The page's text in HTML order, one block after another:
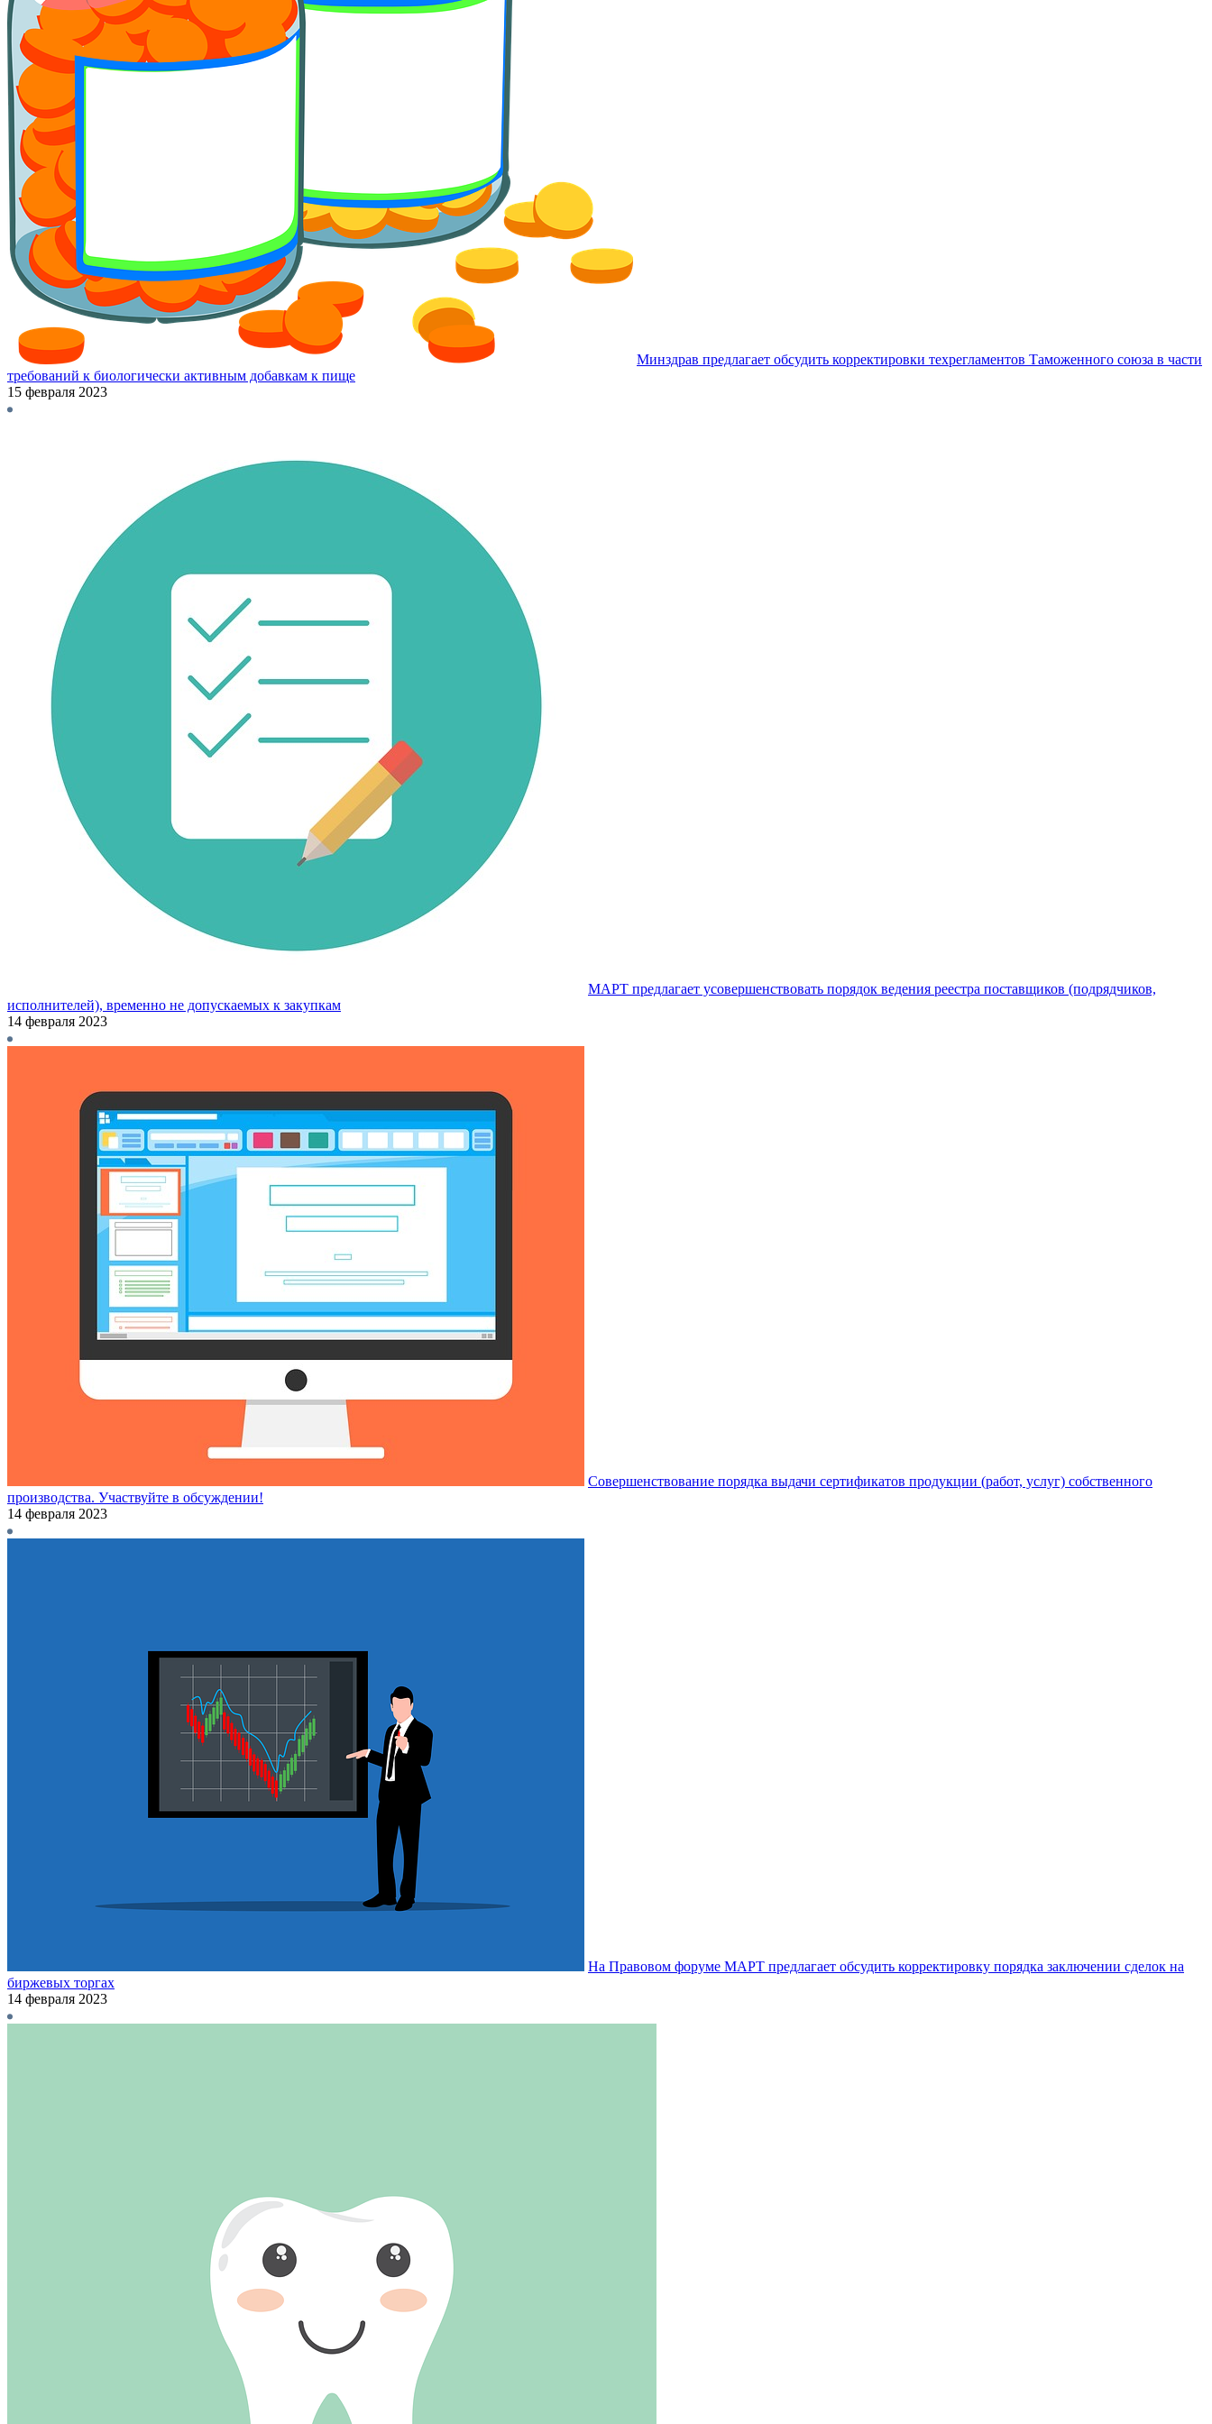
Минздрав предлагает обсудить корректировки техрегламентов Таможенного союза в части
требований к биологически активным добавкам к пище
15 февраля 2023
МАРТ предлагает усовершенствовать порядок ведения реестра поставщиков (подрядчиков,
исполнителей), временно не допускаемых к закупкам
14 февраля 2023
Совершенствование порядка выдачи сертификатов продукции (работ, услуг) собственного
производства. Участвуйте в обсуждении!
14 февраля 2023
На Правовом форуме МАРТ предлагает обсудить корректировку порядка заключении сделок на
биржевых торгах
14 февраля 2023